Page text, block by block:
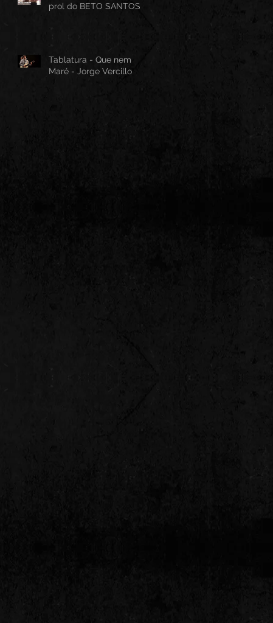
prol do BETO SANTOS
Tablatura - Que nem
Maré - Jorge Vercillo